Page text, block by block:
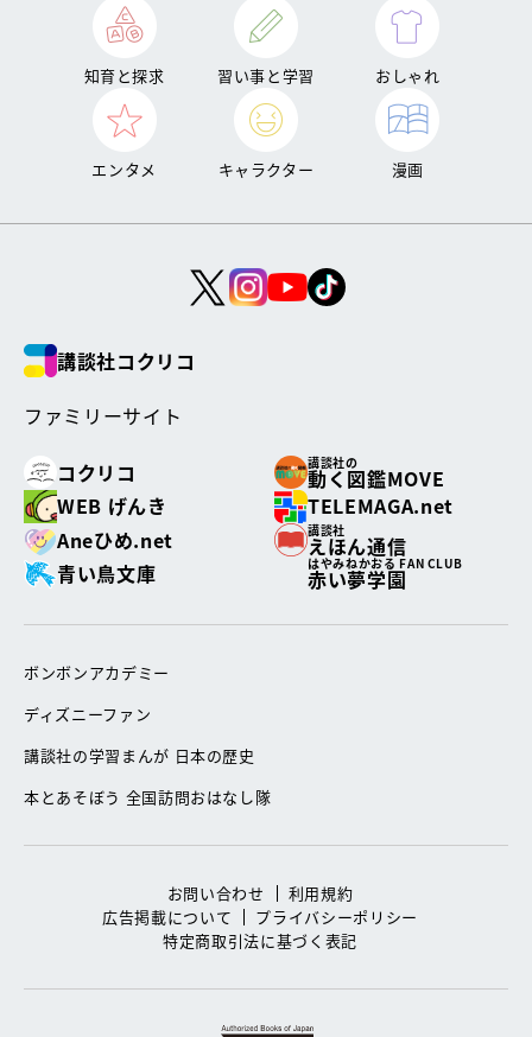
知育と探求 習い事と学習 おしゃれ
エンタメ キャラクター 漫画
講談社コクリコ
ファミリーサイト
コクリコ
講談社の
動く図鑑MOVE
WEB げんき
TELEMAGA.net
Aneひめ.net
講談社
えほん通信
青い鳥文庫
はやみねかおる FAN CLUB
赤い夢学園
ボンボンアカデミー
ディズニーファン
講談社の学習まんが 日本の歴史
本とあそぼう 全国訪問おはなし隊
お問い合わせ
利用規約
広告掲載について
プライバシーポリシー
特定商取引法に基づく表記